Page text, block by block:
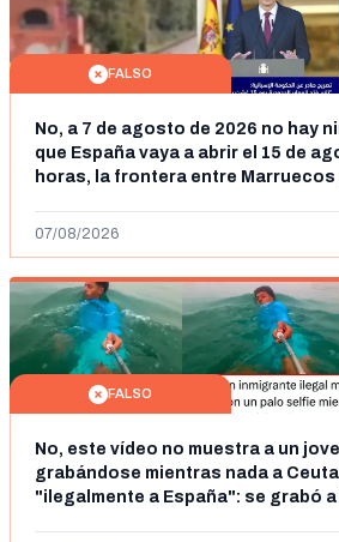
FALSO
No, a 7 de agosto de 2026 no hay
que España vaya a abrir el 15 de
horas, la frontera entre Marruecos
07/08/2026
FALSO
No, este vídeo no muestra a un
grabándose mientras nada a
"ilegalmente a España": se grabó a